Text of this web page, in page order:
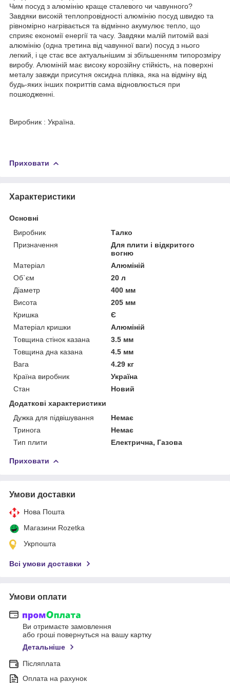
Чим посуд з алюмінію краще сталевого чи чавунного?
Завдяки високій теплопровідності алюмінію посуд швидко та
рівномірно нагрівається та відмінно акумулює тепло, що
сприяє економії енергії та часу. Завдяки малій питомій вазі
алюмінію (одна третина від чавунної ваги) посуд з нього
легкий, і це стає все актуальнішим зі збільшенням типорозміру
виробу. Алюміній має високу корозійну стійкість, на поверхні
металу завжди присутня оксидна плівка, яка на відміну від
будь-яких інших покриттів сама відновлюється при
пошкодженні.
Виробник : Україна.
Приховати
Характеристики
Основні
Виробник
Талко
Призначення
Для плити і відкритого
вогню
Матеріал
Алюміній
Об`єм
20 л
Діаметр
400 мм
Висота
205 мм
Кришка
Є
Матеріал кришки
Алюміній
Товщина стінок казана
3.5 мм
Товщина дна казана
4.5 мм
Вага
4.29 кг
Країна виробник
Україна
Стан
Новий
Додаткові характеристики
Дужка для підвішування
Немає
Тринога
Немає
Тип плити
Електрична, Газова
Приховати
Умови доставки
Нова Пошта
Магазини Rozetka
Укрпошта
Всі умови доставки
Умови оплати
Ви отримаєте замовлення
або гроші повернуться на вашу картку
Детальніше
Післяплата
Оплата на рахунок